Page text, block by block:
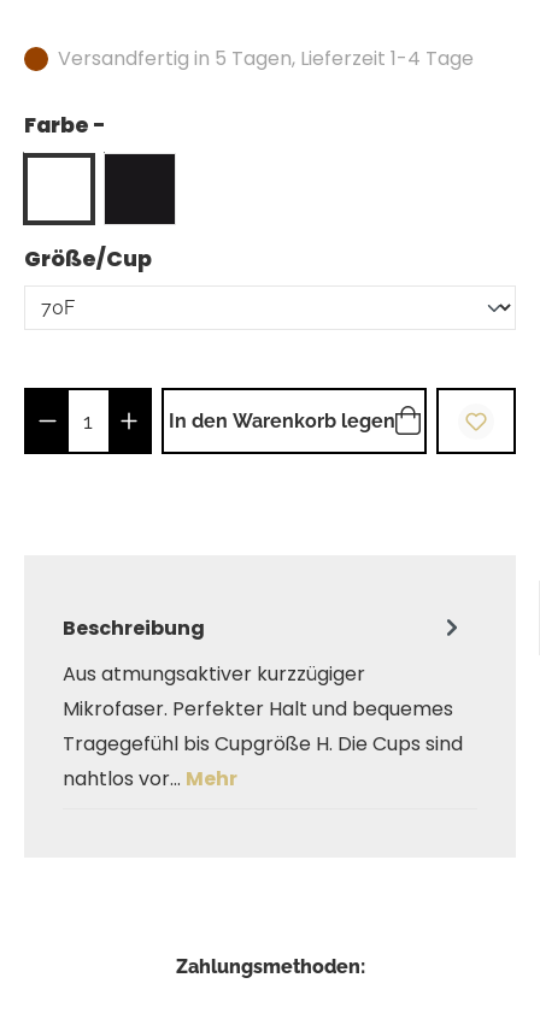
Versandfertig in 5 Tagen, Lieferzeit 1-4 Tage
Farbe -
Größe/Cupauswählen
Produkt Anzahl: Gib den gewünschten
In den Warenkorb legen
Beschreibung
Aus atmungsaktiver kurzzügiger
Mikrofaser. Perfekter Halt und bequemes
Tragegefühl bis Cupgröße H. Die Cups sind
nahtlos vor… Mehr
Zahlungsmethoden: